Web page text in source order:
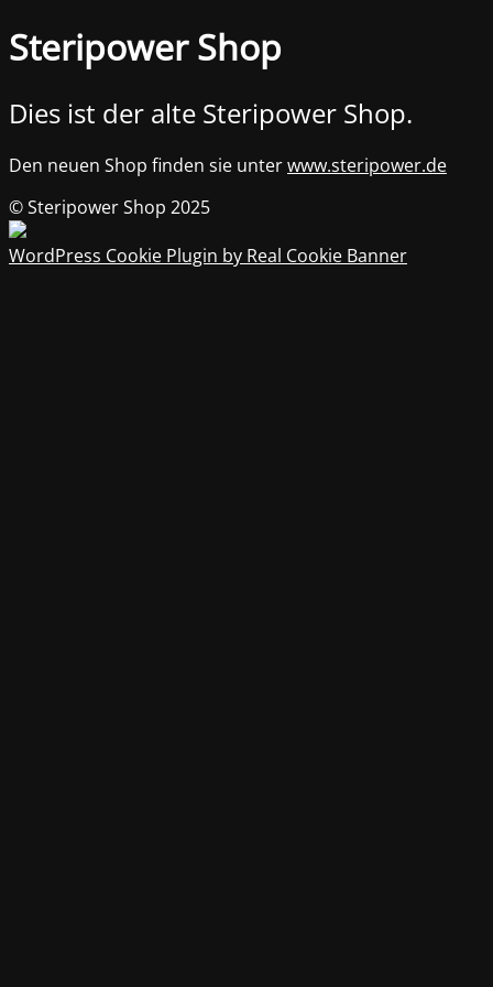
Steripower Shop
Dies ist der alte Steripower Shop.
Den neuen Shop finden sie unterwww.steripower.de
© Steripower Shop 2025
WordPress Cookie Plugin by Real Cookie Banner